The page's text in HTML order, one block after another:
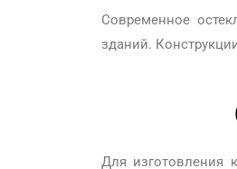
Современное
зданий.
Для изготовления